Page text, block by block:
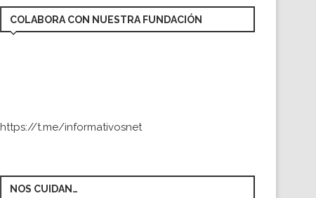
COLABORA CON NUESTRA FUNDACIÓN
https://t.me/informativosnet
NOS CUIDAN…